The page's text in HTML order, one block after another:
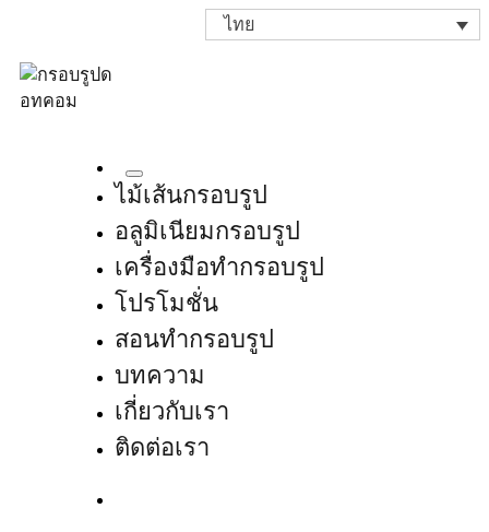
ไทย
ไม้เส้นกรอบรูป
อลูมิเนียมกรอบรูป
เครื่องมือทำกรอบรูป
โปรโมชั่น
สอนทำกรอบรูป
บทความ
เกี่ยวกับเรา
ติดต่อเรา